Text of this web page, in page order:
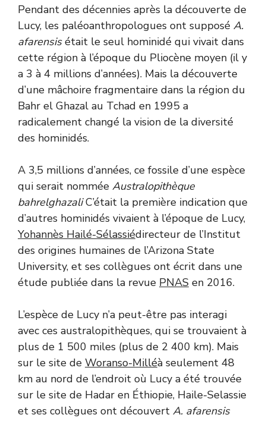
Pendant des décennies après la découverte de
Lucy, les paléoanthropologues ont supposé A.
afarensisétait le seul hominidé qui vivait dans
cette région à l’époque du Pliocène moyen (il y
a 3 à 4 millions d’années). Mais la découverte
d’une mâchoire fragmentaire dans la région du
Bahr el Ghazal au Tchad en 1995 a
radicalement changé la vision de la diversité
des hominidés.
A 3,5 millions d’années, ce fossile d’une espèce
qui serait nommée Australopithèque
bahrelghazaliC’était la première indication que
d’autres hominidés vivaient à l’époque de Lucy,
Yohannès Hailé-Sélassiédirecteur de l’Institut
des origines humaines de l’Arizona State
University, et ses collègues ont écrit dans une
étude publiée dans la revue PNAS en 2016.
L’espèce de Lucy n’a peut-être pas interagi
avec ces australopithèques, qui se trouvaient à
plus de 1 500 miles (plus de 2 400 km). Mais
sur le site de Woranso-Milléà seulement 48
km au nord de l’endroit où Lucy a été trouvée
sur le site de Hadar en Éthiopie, Haile-Selassie
et ses collègues ont découvert A. afarensis